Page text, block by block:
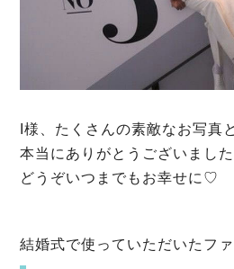
I様、たくさんの素敵なお写真
本当にありがとうございました
どうぞいつまでもお幸せに♡
結婚式で使っていただいたフ